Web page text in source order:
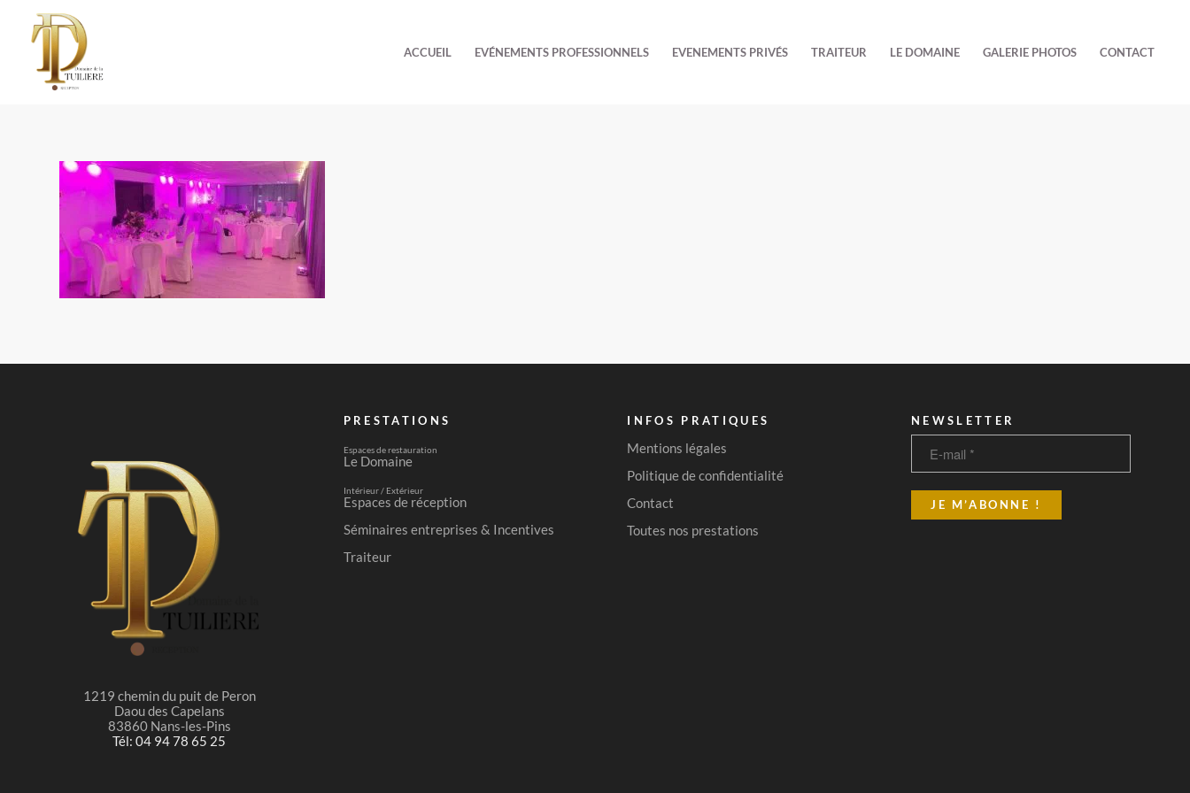
ACCUEIL EVÉNEMENTS PROFESSIONNELS EVENEMENTS PRIVÉS TRAITEUR LE DOMAINE GALERIE PHOTOS CONTACT
1219 chemin du puit de Peron
Daou des Capelans
83860 Nans-les-Pins
Tél: 04 94 78 65 25
PRESTATIONS
Espaces de restauration
Le Domaine
Intérieur / Extérieur
Espaces de réception
Séminaires entreprises & Incentives
Traiteur
INFOS PRATIQUES
Mentions légales
Politique de confidentialité
Contact
Toutes nos prestations
NEWSLETTER